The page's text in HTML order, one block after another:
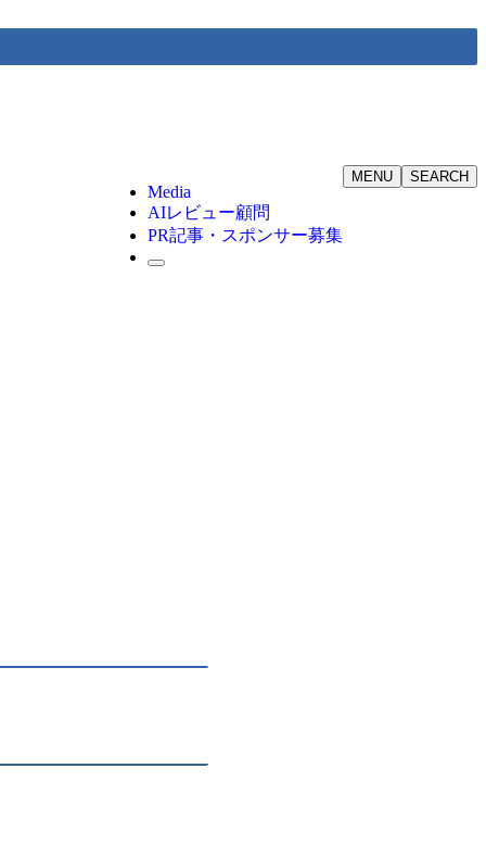
Media
AIレビュー顧問
PR記事・スポンサー募集
SEARCH
MENU